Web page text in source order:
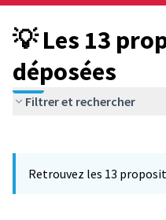
💡 Les 13
déposées
Filtrer et rechercher
−
Retrouvez les 13